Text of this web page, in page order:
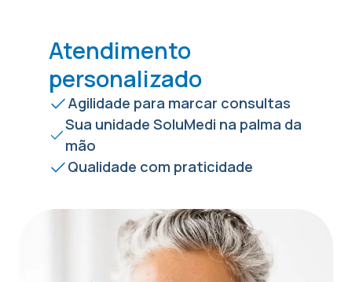
Atendimento
personalizado
Agilidade para marcar consultas
Sua unidade SoluMedi na palma da
mão
Qualidade com praticidade